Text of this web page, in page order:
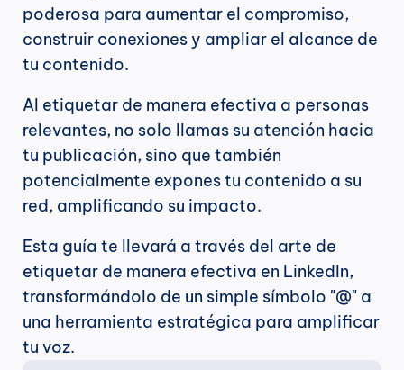
poderosa para aumentar el compromiso,
construir conexiones y ampliar el alcance de
tu contenido.
Al etiquetar de manera efectiva a personas
relevantes, no solo llamas su atención hacia
tu publicación, sino que también
potencialmente expones tu contenido a su
red, amplificando su impacto.
Esta guía te llevará a través del arte de
etiquetar de manera efectiva en LinkedIn,
transformándolo de un simple símbolo "@" a
una herramienta estratégica para amplificar
tu voz.